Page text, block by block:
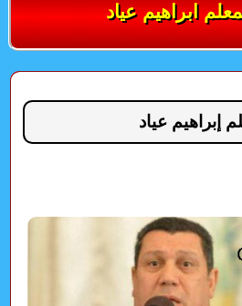
ابراهيم عياد
إبراهيم عياد